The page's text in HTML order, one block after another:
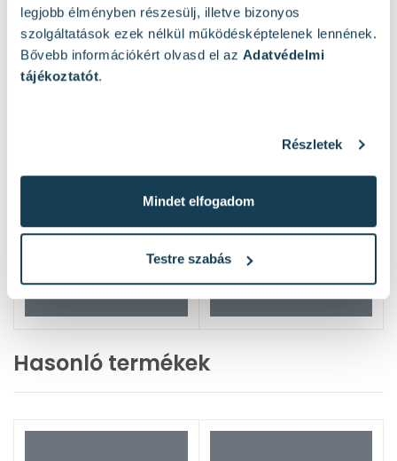
legjobb élményben részesülj, illetve bizonyos
szolgáltatások ezek nélkül működésképtelenek lennének.
Bővebb információkért olvasd el az Adatvédelmi
tájékoztatót.
Részletek
Mindet elfogadom
Testre szabás
Hasonló termékek